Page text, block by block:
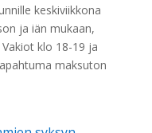
keskiviikkona
ja iän mukaan,
klo 18-19 ja
maksuton